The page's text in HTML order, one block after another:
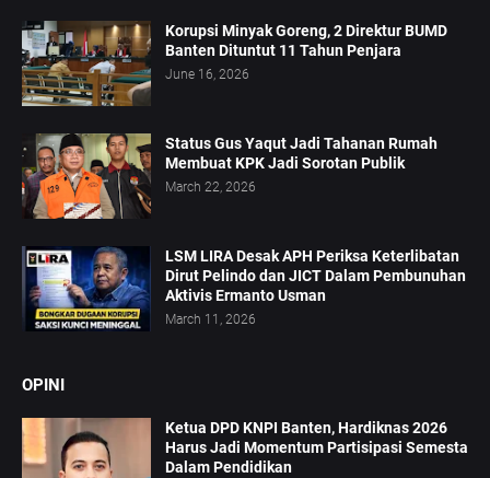
Korupsi Minyak Goreng, 2 Direktur BUMD
Banten Dituntut 11 Tahun Penjara
June 16, 2026
Status Gus Yaqut Jadi Tahanan Rumah
Membuat KPK Jadi Sorotan Publik
March 22, 2026
LSM LIRA Desak APH Periksa Keterlibatan
Dirut Pelindo dan JICT Dalam Pembunuhan
Aktivis Ermanto Usman
March 11, 2026
OPINI
Ketua DPD KNPI Banten, Hardiknas 2026
Harus Jadi Momentum Partisipasi Semesta
Dalam Pendidikan